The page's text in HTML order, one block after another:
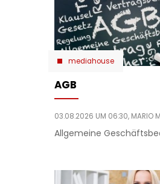
mediahouse
AGB
03.08.2026 UM 06:30, MARIO
Allgemeine